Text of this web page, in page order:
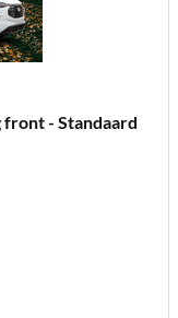
front - Standaard